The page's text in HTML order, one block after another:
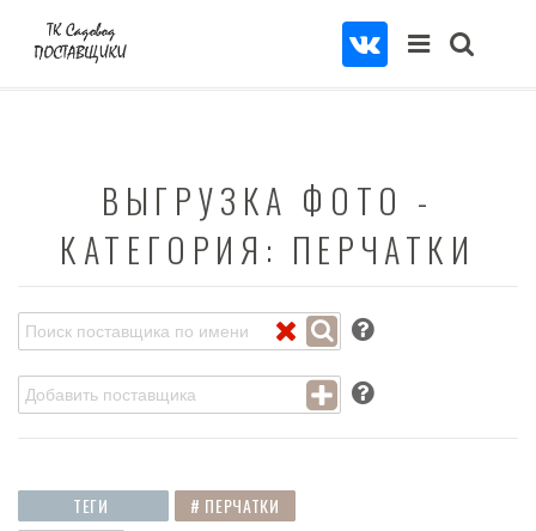
ВЫГРУЗКА ФОТО -
КАТЕГОРИЯ: ПЕРЧАТКИ
ТЕГИ
# ПЕРЧАТКИ